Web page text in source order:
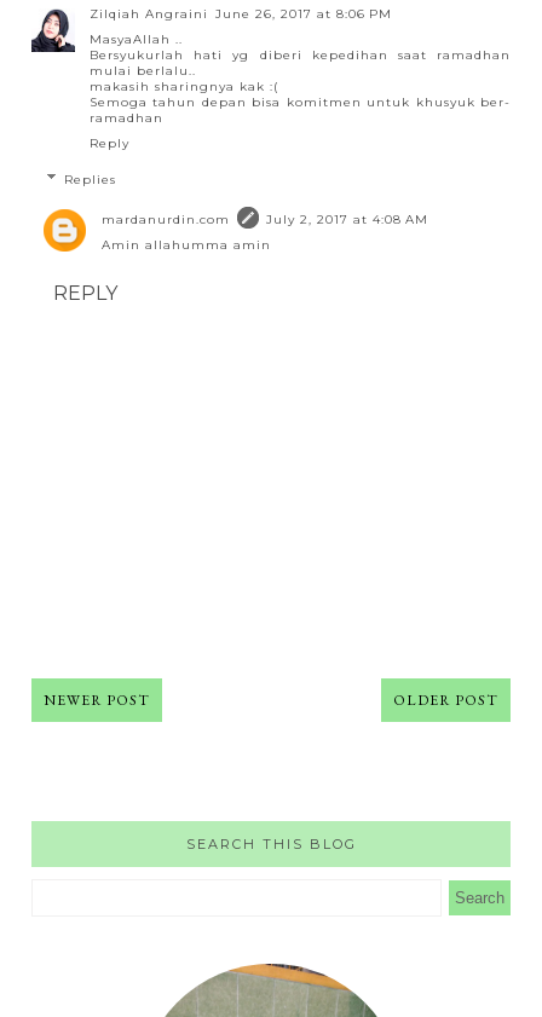
Zilqiah Angraini
June 26, 2017 at 8:06 PM
MasyaAllah ..
Bersyukurlah hati yg diberi kepedihan saat ramadhan
mulai berlalu..
makasih sharingnya kak :(
Semoga tahun depan bisa komitmen untuk khusyuk ber-
ramadhan
Reply
Replies
mardanurdin.com
July 2, 2017 at 4:08 AM
Amin allahumma amin
REPLY
NEWER POST OLDER POST
SEARCH THIS BLOG